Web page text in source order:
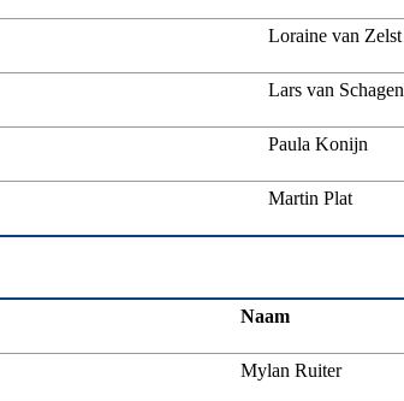
Loraine van Zelst
Lars van Schagen
Paula Konijn
Martin Plat
Naam
Mylan Ruiter